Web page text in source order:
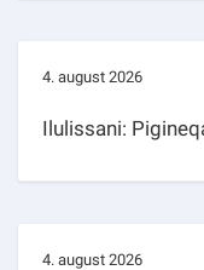
4. august 2026
Ilulissani:
4. august 2026